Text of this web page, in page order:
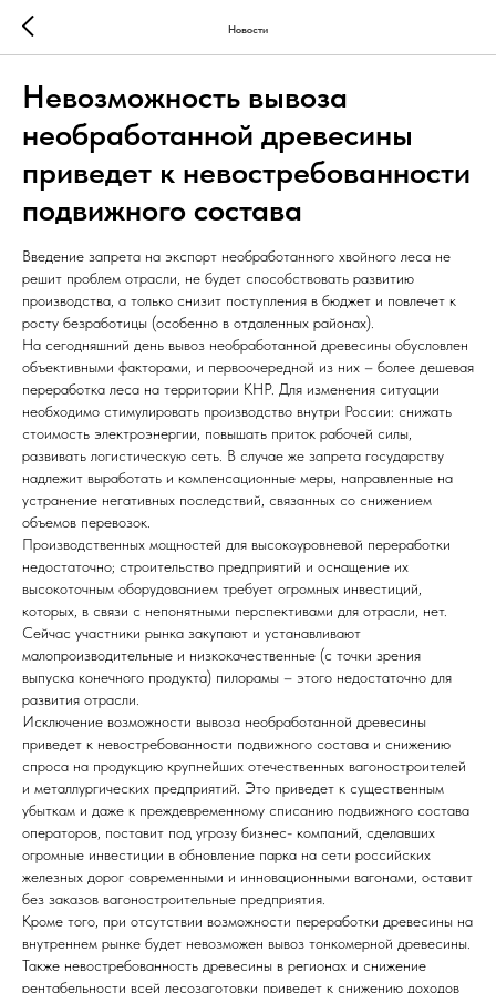
Новости
Невозможность вывоза
необработанной древесины
приведет к невостребованности
подвижного состава
Введение запрета на экспорт необработанного хвойного леса не
решит проблем отрасли, не будет способствовать развитию
производства, а только снизит поступления в бюджет и повлечет к
росту безработицы (особенно в отдаленных районах).
На сегодняшний день вывоз необработанной древесины обусловлен
объективными факторами, и первоочередной из них – более дешевая
переработка леса на территории КНР. Для изменения ситуации
необходимо стимулировать производство внутри России: снижать
стоимость электроэнергии, повышать приток рабочей силы,
развивать логистическую сеть. В случае же запрета государству
надлежит выработать и компенсационные меры, направленные на
устранение негативных последствий, связанных со снижением
объемов перевозок.
Производственных мощностей для высокоуровневой переработки
недостаточно; строительство предприятий и оснащение их
высокоточным оборудованием требует огромных инвестиций,
которых, в связи с непонятными перспективами для отрасли, нет.
Сейчас участники рынка закупают и устанавливают
малопроизводительные и низкокачественные (с точки зрения
выпуска конечного продукта) пилорамы – этого недостаточно для
развития отрасли.
Исключение возможности вывоза необработанной древесины
приведет к невостребованности подвижного состава и снижению
спроса на продукцию крупнейших отечественных вагоностроителей
и металлургических предприятий. Это приведет к существенным
убыткам и даже к преждевременному списанию подвижного состава
операторов, поставит под угрозу бизнес- компаний, сделавших
огромные инвестиции в обновление парка на сети российских
железных дорог современными и инновационными вагонами, оставит
без заказов вагоностроительные предприятия.
Кроме того, при отсутствии возможности переработки древесины на
внутреннем рынке будет невозможен вывоз тонкомерной древесины.
Также невостребованность древесины в регионах и снижение
рентабельности всей лесозаготовки приведет к снижению доходов